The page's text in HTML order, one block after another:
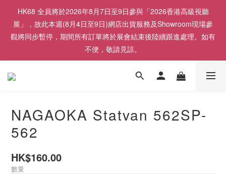
HK68 全員將於2026年8月7日至9日參與「2026香港高級視聽
展」，故此本週(8月4日至9日)網店出貨服務及Showroom現場參
觀將同步暫停，期間所有訂單將於展會結束後陸續跟進處理。如有
不便，敬請見諒。
NAGAOKA Statvan 562SP-
562
HK$160.00
數量